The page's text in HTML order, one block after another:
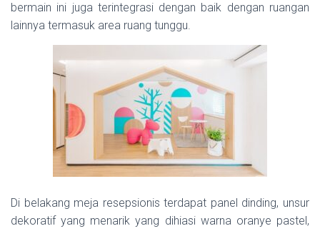
bermain ini juga terintegrasi dengan baik dengan ruangan
lainnya termasuk area ruang tunggu.
Di belakang meja resepsionis terdapat panel dinding, unsur
dekoratif yang menarik yang dihiasi warna oranye pastel,